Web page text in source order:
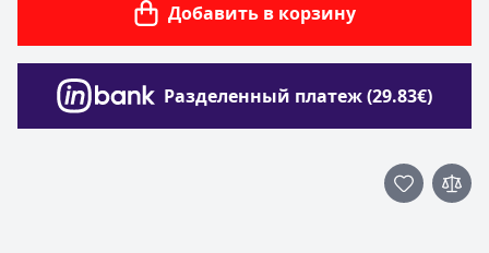
Добавить в корзину
Разделенный платеж (29.83€)